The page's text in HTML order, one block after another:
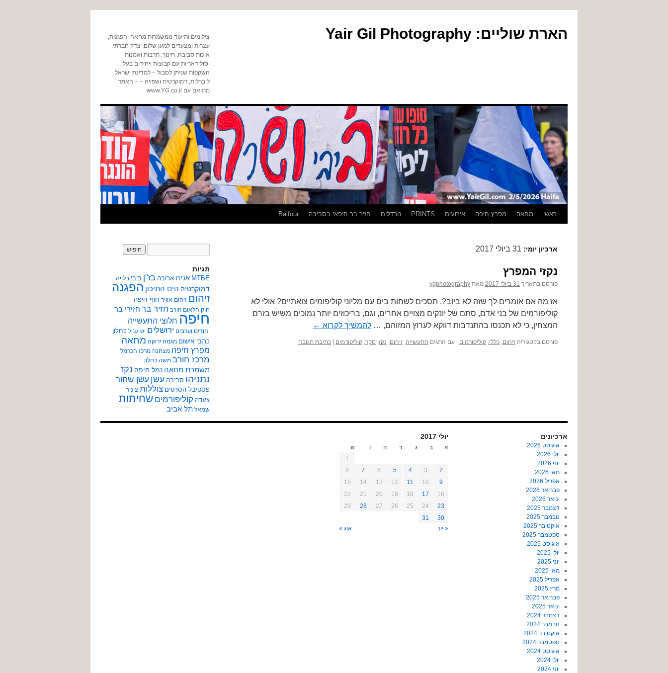
הארת שוליים: Yair Gil Photography
צילומים ותיעוד ממשמרות מחאה והפגנות,
עצרות ומצעדים למען שלום, צדק חברתי,
איכות סביבה, חינוך, תרבות ואמנות
וסולידאריות עם קבוצות ויחידים בעלי
השקפות שניתן לסבול – למדינת ישראל
ליברלית, דמוקרטית ושפויה – – האתר
מתואם עם www.YG.co.il
לדלגראשי מחאה מפרץ חיפה אירועים PRINTS נורדלים חזיר בר חיפאי בסביבה Balfour
ארכיון יומי: 31 ביולי 2017
נקזי המפרץ
פורסם בתאריך 31 ביולי 2017 מאת ygphotography
אז מה אם אומרים לך שזה לא ביוב?. תסכים לשחות בים עם מליוני קוליפומים צואתיים? אולי לא
קוליפורמים של בני אדם, סתם של יונקים מצויים אחרים, וגם, בריכוזים יותר נמוכים משיש בזרם
המצחין, כי לא תכנסו בהתנדבות דווקא לערוץ המזוהם, … להמשיך לקרוא ←
פורסם בקטגוריה זיהום, כללי, קוליפורמים עם התגים התעשייה, זיהום, נקז, סקר, קוליפורמים כתיבת תגובה
תגיות
MTBE אניה ארובה בז"ן ביבי בלייה
דמוקרטיה הים התיכון הפגנה
זיהום זיהום אוויר חוף חיפה
חוק הלאום חורב חזיר בר חזירי בר
חיפה חלוצי התעשייה
יהודים וערבים ירושלים יש גבול כחלון
כתבי אישום מגמה ירוקה מחאה
מפרץ חיפה מצחנה מרכז הכרמל
מרכז חורב משה כחלון
משמרת מחאה נמל חיפה נקז
נתניהו סביבה עשן עשן שחור
פסטיבל הסרטים צוללות צינור
צעדה קוליפורמים שחיתות
שמאל תל אביב
ארכיונים
אוגוסט 2026
יולי 2026
יוני 2026
מאי 2026
אפריל 2026
פברואר 2026
ינואר 2026
דצמבר 2025
נובמבר 2025
אוקטובר 2025
ספטמבר 2025
אוגוסט 2025
יולי 2025
יוני 2025
מאי 2025
אפריל 2025
מרץ 2025
פברואר 2025
ינואר 2025
דצמבר 2024
נובמבר 2024
אוקטובר 2024
ספטמבר 2024
אוגוסט 2024
יולי 2024
יוני 2024
יולי 2017
א ב ג ד ה ו ש
1
2
3
4
5
6
7
8
9
10
11
12
13
14
15
16
17
18
19
20
21
22
23
24
25
26
27
28
29
30
31
« יונ
אוג »